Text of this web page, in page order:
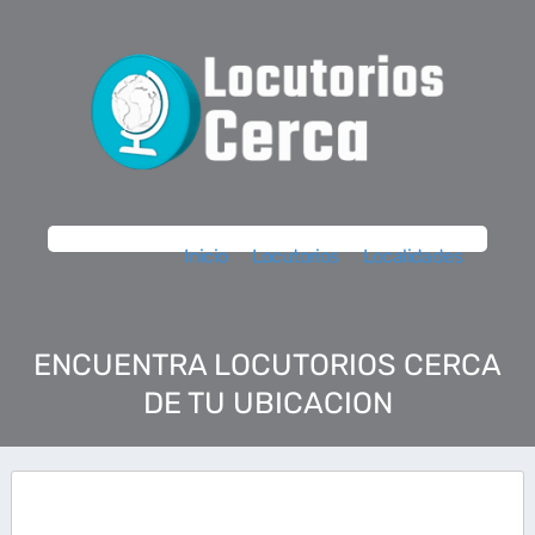
Inicio Locutorios Localidades
ENCUENTRA LOCUTORIOS CERCA
DE TU UBICACION